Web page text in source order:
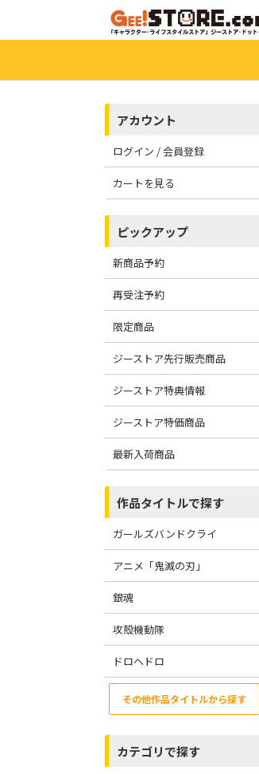
アカウント
ログイン / 会員登録
カートを見る
ピックアップ
新商品予約
再受注予約
限定商品
ジーストア先行販売商品
ジーストア特典情報
ジーストア特価商品
最新入荷商品
作品タイトルで探す
ガールズバンドクライ
アニメ「鬼滅の刃」
銀魂
攻殻機動隊
ドロヘドロ
その他作品タイトルから探す
カテゴリで探す